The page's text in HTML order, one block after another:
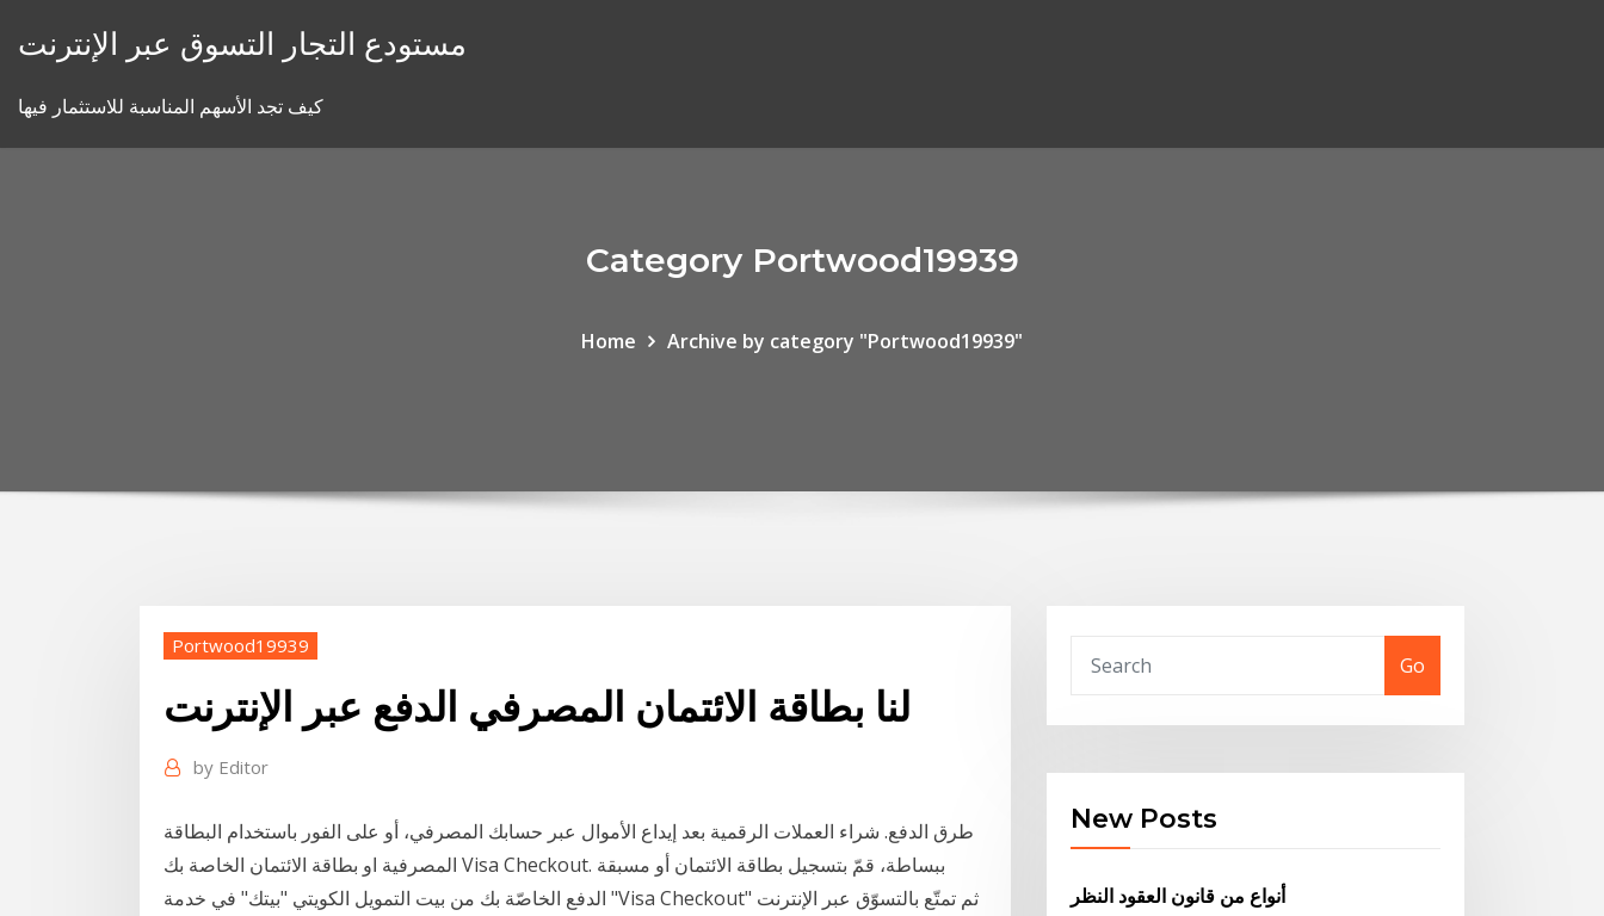
مستودع التجار التسوق عبر الإنترنت
كيف تجد الأسهم المناسبة للاستثمار فيها
Category Portwood19939
Home Archive by category "Portwood19939"
Portwood19939
لنا بطاقة الائتمان المصرفي الدفع عبر الإنترنت
by Editor
طرق الدفع. شراء العملات الرقمية بعد إيداع الأموال عبر حسابك المصرفي، أو على الفور باستخدام البطاقة
المصرفية او بطاقة الائتمان الخاصة بك Visa Checkout. ببساطة، قمّ بتسجيل بطاقة الائتمان أو مسبقة
الدفع الخاصّة بك من بيت التمويل الكويتي "بيتك" في خدمة "Visa Checkout" ثم تمتّع بالتسوّق عبر الإنترنت
Go
New Posts
أنواع من قانون العقود النظر